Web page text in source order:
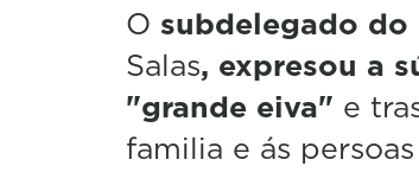
O subdelegado do
Salas, expresou a
"grande eiva" e
familia e ás